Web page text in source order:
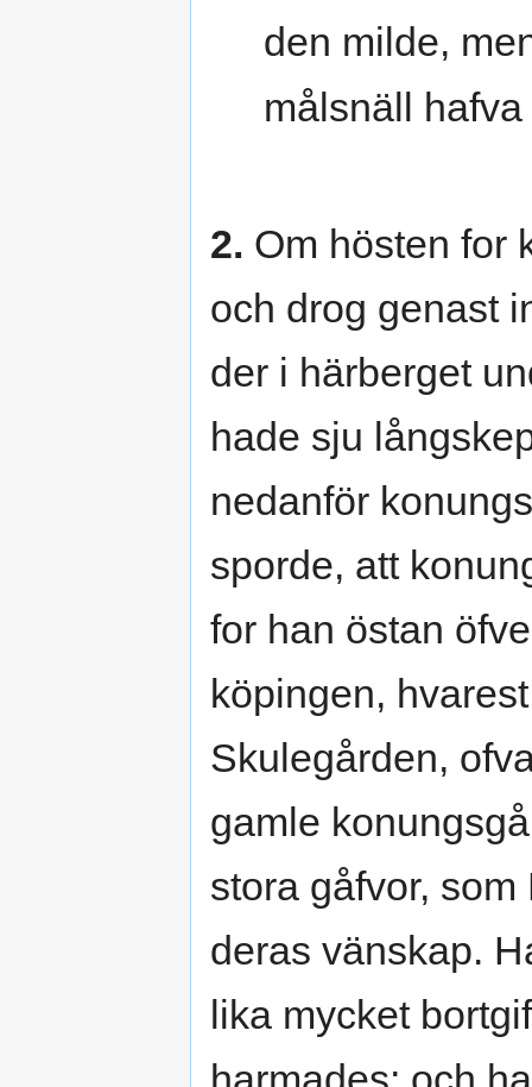
den milde,
målsnäll
2. Om hösten for
och drog genast
der i härberget
hade sju
nedanför
sporde, att
for han östan
köpingen,
Skulegården,
gamle
stora gåfvor,
deras vänskap.
lika mycket